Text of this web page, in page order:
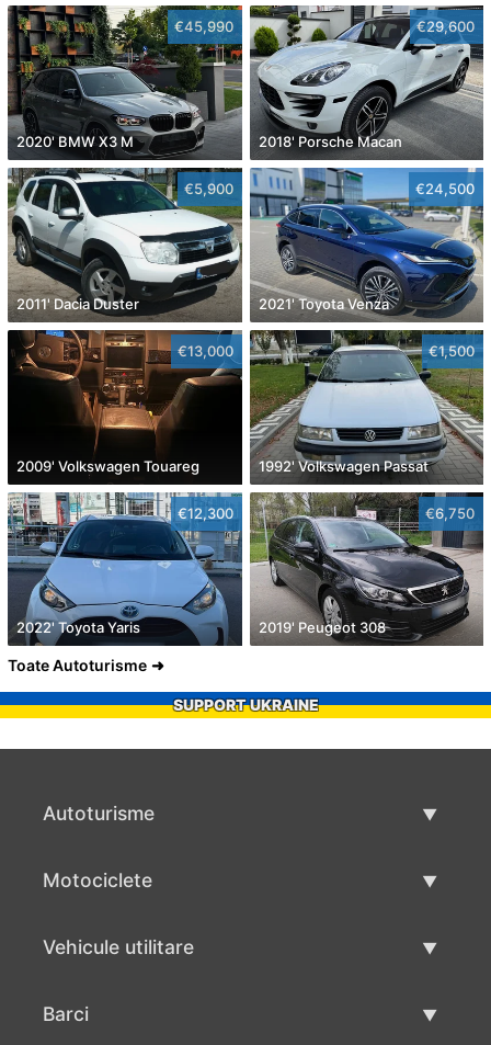
€45,990
2020' BMW X3 M
€29,600
2018' Porsche Macan
€5,900
2011' Dacia Duster
€24,500
2021' Toyota Venza
€13,000
2009' Volkswagen Touareg
€1,500
1992' Volkswagen Passat
€12,300
2022' Toyota Yaris
€6,750
2019' Peugeot 308
Toate Autoturisme
SUPPORT UKRAINE
Autoturisme
Motociclete
Vehicule utilitare
Barci